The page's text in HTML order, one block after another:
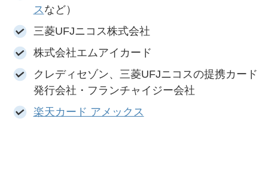
ス など）
三菱UFJニコス株式会社
株式会社エムアイカード
クレディセゾン、三菱UFJニコスの提携カード
発行会社・フランチャイジー会社
楽天カード アメックス